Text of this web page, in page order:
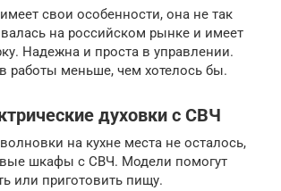
свои особенности, она не так
на российском рынке и имеет
Надежна и проста в управлении.
работы меньше, чем хотелось бы.
духовки с СВЧ
на кухне места не осталось,
шкафы с СВЧ. Модели помогут
или приготовить пищу.